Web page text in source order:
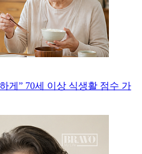
게” 70세 이상 식생활 점수 가